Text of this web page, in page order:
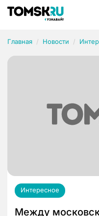
Главная Новости
Интересное
Между